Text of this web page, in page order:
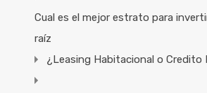
Cual es el mejor estrato para
raíz
¿Leasing Habitacional o Credito